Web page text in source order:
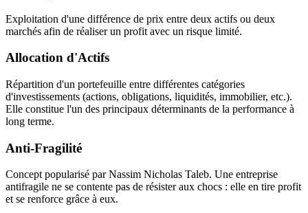
Exploitation d'une différence de prix entre deux actifs ou deux
marchés afin de réaliser un profit avec un risque limité.
Allocation d'Actifs
Répartition d'un portefeuille entre différentes catégories
d'investissements (actions, obligations, liquidités, immobilier, etc.).
Elle constitue l'un des principaux déterminants de la performance à
long terme.
Anti-Fragilité
Concept popularisé par Nassim Nicholas Taleb. Une entreprise
antifragile ne se contente pas de résister aux chocs : elle en tire profit
et se renforce grâce à eux.